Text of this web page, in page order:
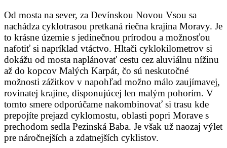
Od mosta na sever, za Devínskou Novou Vsou sa
nachádza cyklotrasou pretkaná riečna krajina Moravy. Je
to krásne územie s jedinečnou prírodou a možnosťou
nafotiť si napríklad vtáctvo. Hltači cyklokilometrov si
dokážu od mosta naplánovať cestu cez aluviálnu nížinu
až do kopcov Malých Karpát, čo sú neskutočné
možnosti zážitkov v napohľad možno málo zaujímavej,
rovinatej krajine, disponujúcej len malým pohorím. V
tomto smere odporúčame nakombinovať si trasu kde
prepojíte prejazd cyklomostu, oblasti popri Morave s
prechodom sedla Pezinská Baba. Je však už naozaj výlet
pre náročnejších a zdatnejších cyklistov.